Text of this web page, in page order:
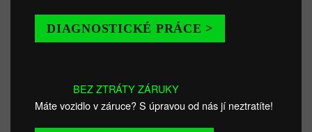
DIAGNOSTICKÉ PRÁCE >
BEZ ZTRÁTY ZÁRUKY
Máte vozidlo v záruce? S úpravou od nás jí neztratíte!